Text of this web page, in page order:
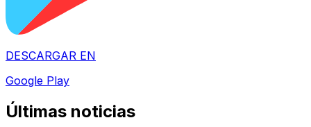
DESCARGAR EN
Google Play
Últimas noticias